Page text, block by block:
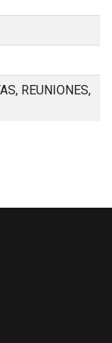
REUNIONES,